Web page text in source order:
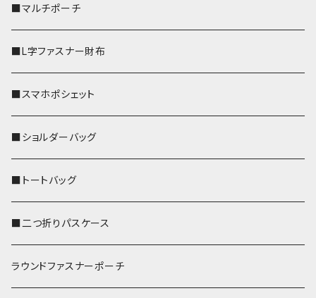
■マルチポーチ
■L字ファスナー財布
■スマホポシェット
■ショルダーバッグ
■トートバッグ
■二つ折りパスケース
ラウンドファスナーポーチ